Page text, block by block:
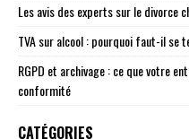
Les avis des experts sur le divorce
TVA sur alcool : pourquoi faut-il se
RGPD et archivage : ce que votre
conformité
CATÉGORIES